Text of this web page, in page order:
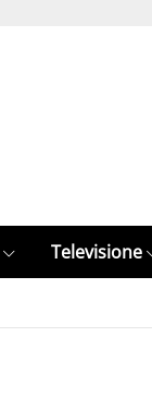
Televisione